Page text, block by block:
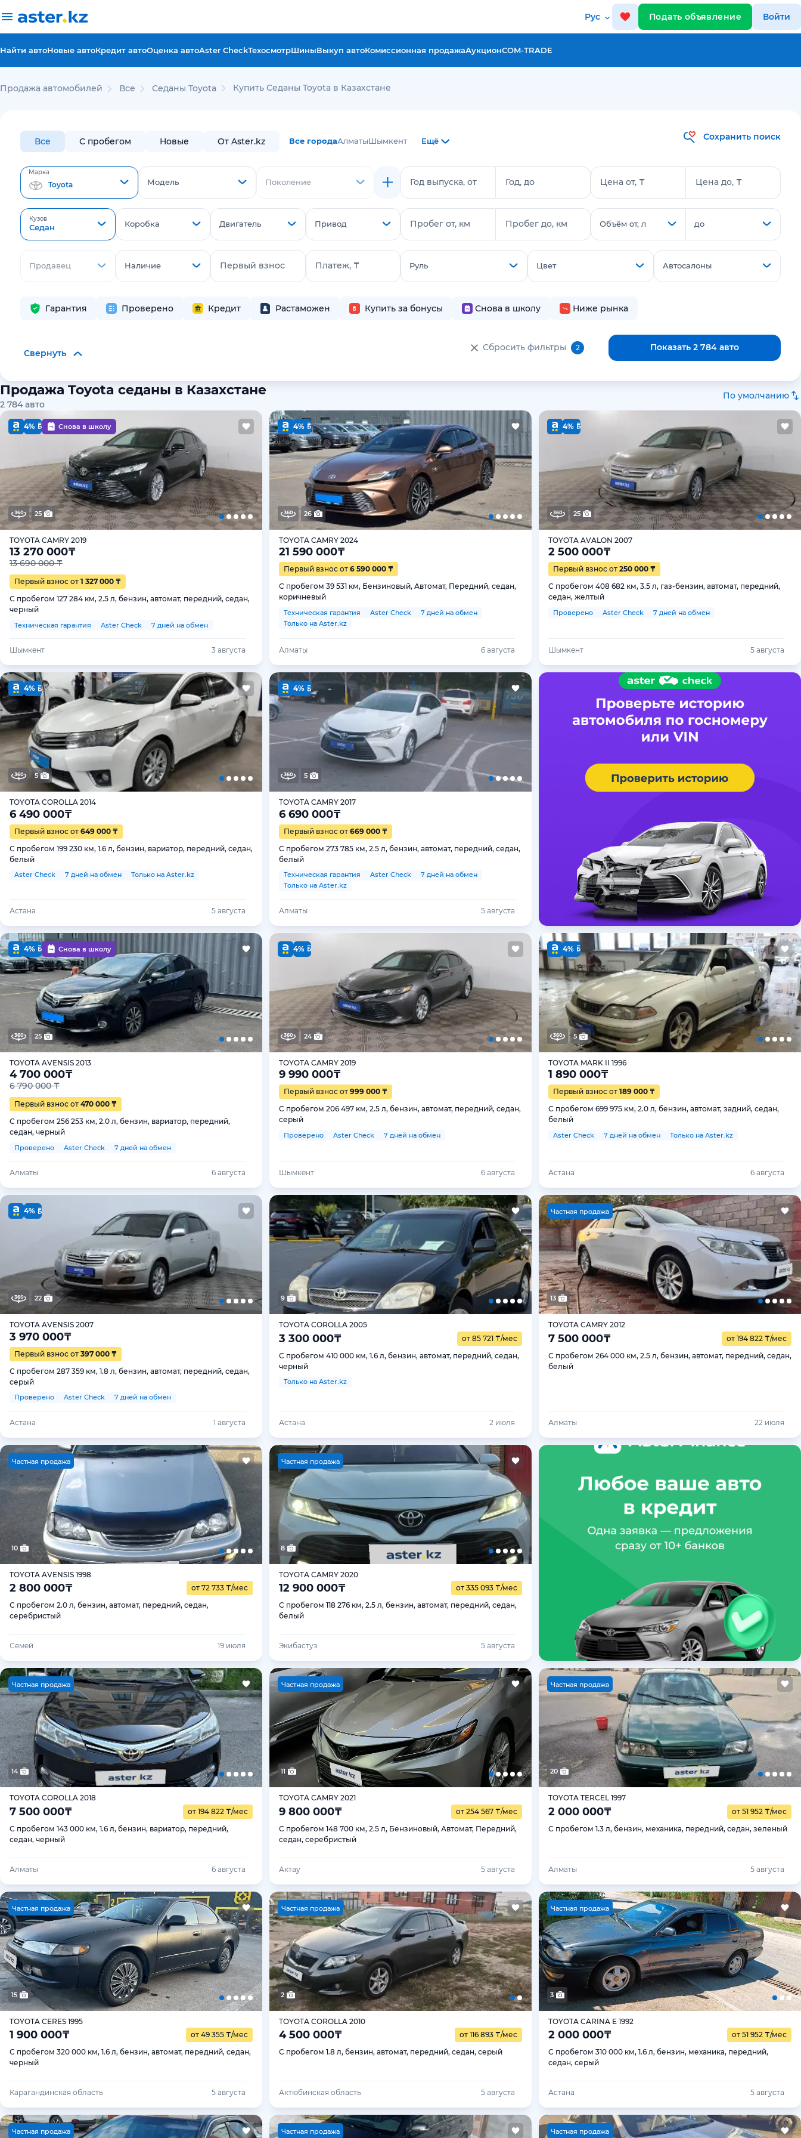
Рус Подать объявление Войти
Найти автоНовые автоКредит автоОценка автоAster CheckТехосмотрШиныВыкуп автоКомиссионная продажаАукционCOM-TRADE
Продажа автомобилей Все Седаны Toyota Купить Седаны Toyota в Казахстане
Все С пробегом Новые От Aster.kz Все городаАлматыШымкент Ещё Сохранить поиск
Марка
Toyota Модель Поколение Год выпуска, от Год, до Цена от, ₸ Цена до, ₸
Кузов
Седан Коробка Двигатель Привод Пробег от, км Пробег до, км Объём от, л до
Продавец Наличие Первый взнос Платеж, ₸ Руль Цвет Автосалоны
Гарантия Проверено Кредит Растаможен Купить за бонусы Снова в школу Ниже рынка
Свернуть
Сбросить фильтры 2 Показать 2 784 авто
Продажа Toyota седаны в Казахстане
2 784авто
По умолчанию
4% Снова в школу
25
TOYOTA CAMRY 2019
13 270 000₸
13 690 000 ₸
Первый взнос от 1 327 000 ₸
С пробегом 127 284 км, 2.5 л, бензин, автомат, передний, седан,
черный
Техническая гарантия Aster Check 7 дней на обмен
Шымкент 3 августа
4%
26
TOYOTA CAMRY 2024
21 590 000₸
Первый взнос от 6 590 000 ₸
С пробегом 39 531 км, Бензиновый, Автомат, Передний, седан,
коричневый
Техническая гарантия Aster Check
7 дней на обмен
Только на Aster.kz
Алматы 6 августа
4%
25
TOYOTA AVALON 2007
2 500 000₸
Первый взнос от 250 000 ₸
С пробегом 408 682 км, 3.5 л, газ-бензин, автомат, передний,
седан, желтый
Проверено Aster Check 7 дней на обмен
Шымкент 5 августа
4%
5
TOYOTA COROLLA 2014
6 490 000₸
Первый взнос от 649 000 ₸
С пробегом 199 230 км, 1.6 л, бензин, вариатор, передний, седан,
белый
Aster Check 7 дней на обмен Только на Aster.kz
Астана 5 августа
4%
5
TOYOTA CAMRY 2017
6 690 000₸
Первый взнос от 669 000 ₸
С пробегом 273 785 км, 2.5 л, бензин, автомат, передний, седан,
белый
Техническая гарантия Aster Check
7 дней на обмен
Только на Aster.kz
Алматы 5 августа
4% Снова в школу
25
TOYOTA AVENSIS 2013
4 700 000₸
6 790 000 ₸
Первый взнос от 470 000 ₸
С пробегом 256 253 км, 2.0 л, бензин, вариатор, передний,
седан, черный
Проверено Aster Check 7 дней на обмен
Алматы 6 августа
4%
24
TOYOTA CAMRY 2019
9 990 000₸
Первый взнос от 999 000 ₸
С пробегом 206 497 км, 2.5 л, бензин, автомат, передний, седан,
серый
Проверено Aster Check 7 дней на обмен
Шымкент 6 августа
4%
5
TOYOTA MARK II 1996
1 890 000₸
Первый взнос от 189 000 ₸
С пробегом 699 975 км, 2.0 л, бензин, автомат, задний, седан,
белый
Aster Check 7 дней на обмен Только на Aster.kz
Астана 6 августа
4%
22
TOYOTA AVENSIS 2007
3 970 000₸
Первый взнос от 397 000 ₸
С пробегом 287 359 км, 1.8 л, бензин, автомат, передний, седан,
серый
Проверено Aster Check 7 дней на обмен
Астана 1 августа
9
TOYOTA COROLLA 2005
3 300 000₸ от 85 721 ₸/мес
С пробегом 410 000 км, 1.6 л, бензин, автомат, передний, седан,
черный
Только на Aster.kz
Астана 2 июля
Частная продажа
13
TOYOTA CAMRY 2012
7 500 000₸ от 194 822 ₸/мес
С пробегом 264 000 км, 2.5 л, бензин, автомат, передний, седан,
белый
Алматы 22 июля
Частная продажа
10
TOYOTA AVENSIS 1998
2 800 000₸ от 72 733 ₸/мес
С пробегом 2.0 л, бензин, автомат, передний, седан,
серебристый
Семей 19 июля
Частная продажа
8
TOYOTA CAMRY 2020
12 900 000₸ от 335 093 ₸/мес
С пробегом 118 276 км, 2.5 л, бензин, автомат, передний, седан,
белый
Экибастуз 5 августа
Частная продажа
14
TOYOTA COROLLA 2018
7 500 000₸ от 194 822 ₸/мес
С пробегом 143 000 км, 1.6 л, бензин, вариатор, передний,
седан, черный
Алматы 6 августа
Частная продажа
11
TOYOTA CAMRY 2021
9 800 000₸ от 254 567 ₸/мес
С пробегом 148 700 км, 2.5 л, Бензиновый, Автомат, Передний,
седан, серебристый
Актау 5 августа
Частная продажа
20
TOYOTA TERCEL 1997
2 000 000₸ от 51 952 ₸/мес
С пробегом 1.3 л, бензин, механика, передний, седан, зеленый
Алматы 5 августа
Частная продажа
15
TOYOTA CERES 1995
1 900 000₸ от 49 355 ₸/мес
С пробегом 320 000 км, 1.6 л, бензин, автомат, передний, седан,
черный
Карагандинская область 5 августа
Частная продажа
2
TOYOTA COROLLA 2010
4 500 000₸ от 116 893 ₸/мес
С пробегом 1.8 л, бензин, автомат, передний, седан, серый
Актюбинская область 5 августа
Частная продажа
3
TOYOTA CARINA E 1992
2 000 000₸ от 51 952 ₸/мес
С пробегом 310 000 км, 1.6 л, бензин, механика, передний,
седан, серый
Астана 5 августа
Частная продажа Частная продажа Частная продажа